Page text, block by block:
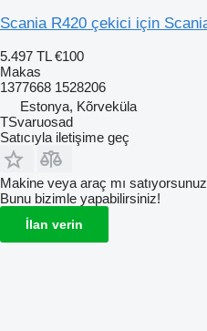
Scania R420 çekici için
5.497 TL €100
Makas
1377668 1528206
Estonya, Kõrveküla
TSvaruosad
Satıcıyla iletişime geç
Makine veya araç mı
Bunu bizimle yapabilirsiniz!
İlan verin